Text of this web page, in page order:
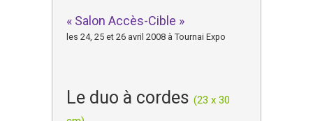
« Salon Accès-Cible »
les 24, 25 et 26 avril 2008 à Tournai Expo
Le duo à cordes (23 x 30